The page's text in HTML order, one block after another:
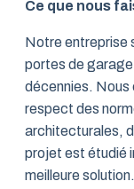
Ce que nous
Notre entreprise
portes de garage
décennies. Nous
respect des
architecturales,
projet est étudié
meilleure